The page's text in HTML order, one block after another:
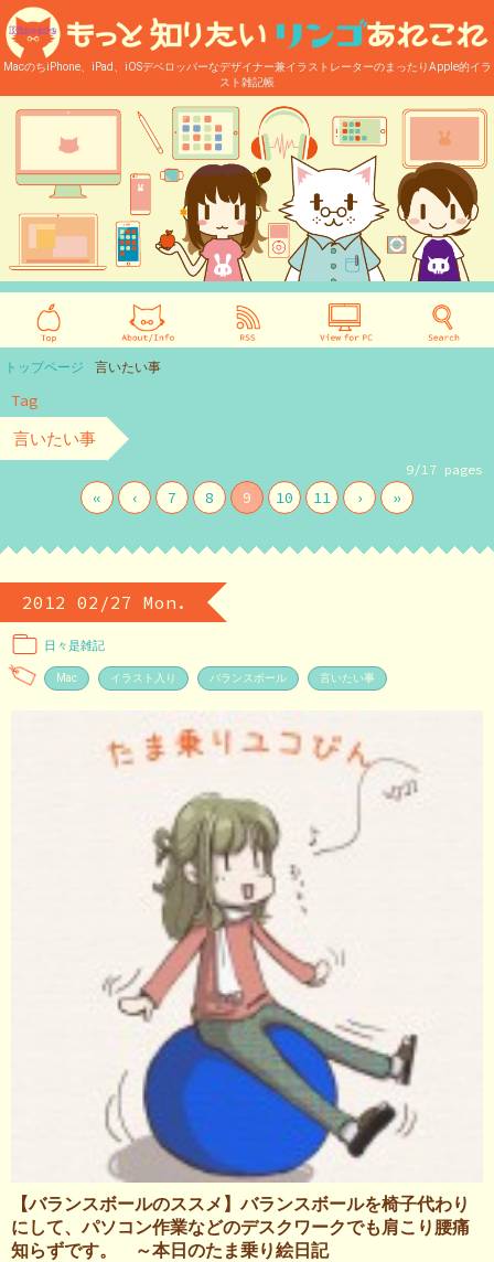
MacのちiPhone、iPad、iOSデベロッパーなデザイナー兼イラストレーターのまったりApple的イラ
スト雑記帳
トップページ 言いたい事
Tag
言いたい事
9/17 pages
« ‹ 7 8 9 10 11 › »
2012 02/27 Mon.
日々是雑記
Mac イラスト入り バランスボール 言いたい事
【バランスボールのススメ】バランスボールを椅子代わり
にして、パソコン作業などのデスクワークでも肩こり腰痛
知らずです。 ～本日のたま乗り絵日記